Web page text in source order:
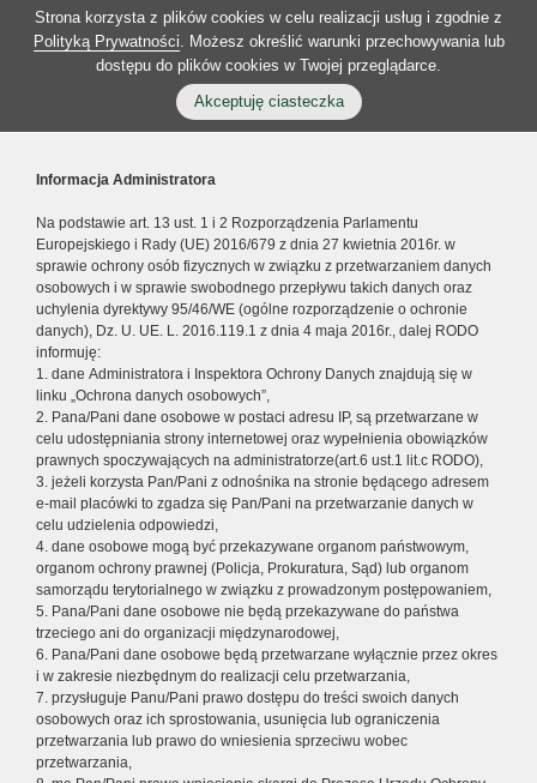
Strona korzysta z plików cookies w celu realizacji usług i zgodnie z
Polityką Prywatności. Możesz określić warunki przechowywania lub
dostępu do plików cookies w Twojej przeglądarce.
Akceptuję ciasteczka
Informacja Administratora
Na podstawie art. 13 ust. 1 i 2 Rozporządzenia Parlamentu
Europejskiego i Rady (UE) 2016/679 z dnia 27 kwietnia 2016r. w
sprawie ochrony osób fizycznych w związku z przetwarzaniem danych
osobowych i w sprawie swobodnego przepływu takich danych oraz
uchylenia dyrektywy 95/46/WE (ogólne rozporządzenie o ochronie
danych), Dz. U. UE. L. 2016.119.1 z dnia 4 maja 2016r., dalej RODO
informuję:
1. dane Administratora i Inspektora Ochrony Danych znajdują się w
linku „Ochrona danych osobowych”,
2. Pana/Pani dane osobowe w postaci adresu IP, są przetwarzane w
celu udostępniania strony internetowej oraz wypełnienia obowiązków
prawnych spoczywających na administratorze(art.6 ust.1 lit.c RODO),
3. jeżeli korzysta Pan/Pani z odnośnika na stronie będącego adresem
e-mail placówki to zgadza się Pan/Pani na przetwarzanie danych w
celu udzielenia odpowiedzi,
4. dane osobowe mogą być przekazywane organom państwowym,
organom ochrony prawnej (Policja, Prokuratura, Sąd) lub organom
samorządu terytorialnego w związku z prowadzonym postępowaniem,
5. Pana/Pani dane osobowe nie będą przekazywane do państwa
trzeciego ani do organizacji międzynarodowej,
6. Pana/Pani dane osobowe będą przetwarzane wyłącznie przez okres
i w zakresie niezbędnym do realizacji celu przetwarzania,
7. przysługuje Panu/Pani prawo dostępu do treści swoich danych
osobowych oraz ich sprostowania, usunięcia lub ograniczenia
przetwarzania lub prawo do wniesienia sprzeciwu wobec
przetwarzania,